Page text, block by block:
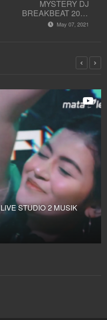
MYSTERY DJ
BREAKBEAT 2020
TERBARU
May 07, 2021
STUDIO 2 MUSIK